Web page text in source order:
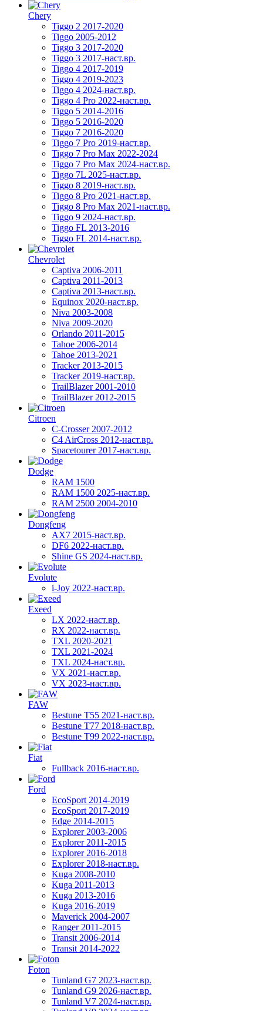
Chery
Tiggo 2 2017-2020
Tiggo 2005-2012
Tiggo 3 2017-2020
Tiggo 3 2017-наст.вр.
Tiggo 4 2017-2019
Tiggo 4 2019-2023
Tiggo 4 2024-наст.вр.
Tiggo 4 Pro 2022-наст.вр.
Tiggo 5 2014-2016
Tiggo 5 2016-2020
Tiggo 7 2016-2020
Tiggo 7 Pro 2019-наст.вр.
Tiggo 7 Pro Max 2022-2024
Tiggo 7 Pro Max 2024-наст.вр.
Tiggo 7L 2025-наст.вр.
Tiggo 8 2019-наст.вр.
Tiggo 8 Pro 2021-наст.вр.
Tiggo 8 Pro Max 2021-наст.вр.
Tiggo 9 2024-наст.вр.
Tiggo FL 2013-2016
Tiggo FL 2014-наст.вр.
Chevrolet
Captiva 2006-2011
Captiva 2011-2013
Captiva 2013-наст.вр.
Equinox 2020-наст.вр.
Niva 2003-2008
Niva 2009-2020
Orlando 2011-2015
Tahoe 2006-2014
Tahoe 2013-2021
Tracker 2013-2015
Tracker 2019-наст.вр.
TrailBlazer 2001-2010
TrailBlazer 2012-2015
Citroen
C-Crosser 2007-2012
C4 AirCross 2012-наст.вр.
Spacetourer 2017-наст.вр.
Dodge
RAM 1500
RAM 1500 2025-наст.вр.
RAM 2500 2004-2010
Dongfeng
AX7 2015-наст.вр.
DF6 2022-наст.вр.
Shine GS 2024-наст.вр.
Evolute
i-Joy 2022-наст.вр.
Exeed
LX 2022-наст.вр.
RX 2022-наст.вр.
TXL 2020-2021
TXL 2021-2024
TXL 2024-наст.вр.
VX 2021-наст.вр.
VX 2023-наст.вр.
FAW
Bestune T55 2021-наст.вр.
Bestune T77 2018-наст.вр.
Bestune T99 2022-наст.вр.
Fiat
Fullback 2016-наст.вр.
Ford
EcoSport 2014-2019
EcoSport 2017-2019
Edge 2014-2015
Explorer 2003-2006
Explorer 2011-2015
Explorer 2016-2018
Explorer 2018-наст.вр.
Kuga 2008-2010
Kuga 2011-2013
Kuga 2013-2016
Kuga 2016-2019
Maverick 2004-2007
Ranger 2011-2015
Transit 2006-2014
Transit 2014-2022
Foton
Tunland G7 2023-наст.вр.
Tunland G9 2026-наст.вр.
Tunland V7 2024-наст.вр.